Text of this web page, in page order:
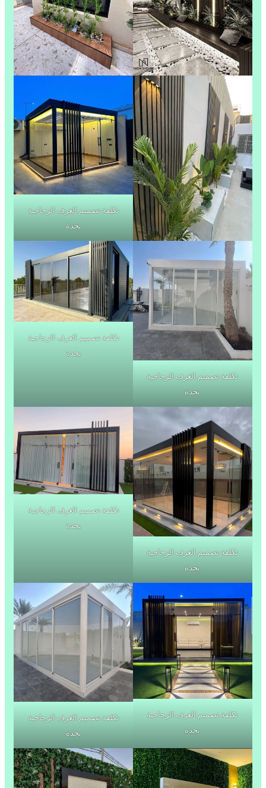
تكلفة تصميم الغرف الزجاجية
بجدة
تكلفة تصميم الغرف الزجاجية
بجدة
تكلفة تصميم الغرف الزجاجية
بجدة
تكلفة تصميم الغرف الزجاجية
بجدة
تكلفة تصميم الغرف الزجاجية
بجدة
تكلفة تصميم الغرف الزجاجية
بجدة
تكلفة تصميم الغرف الزجاجية
بجدة